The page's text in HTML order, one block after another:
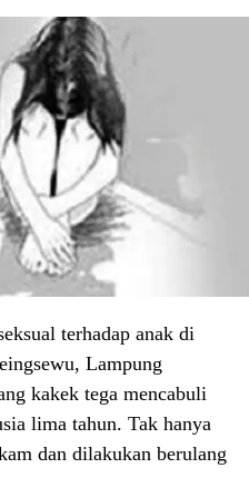
terhadap anak di
Lampung
kakek tega mencabuli
lima tahun. Tak hanya
dan dilakukan berulang